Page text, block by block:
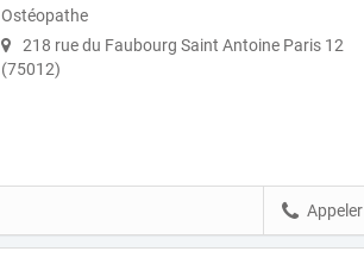
Ostéopathe
218 rue du Faubourg Saint Antoine Paris 12
(75012)
Appeler